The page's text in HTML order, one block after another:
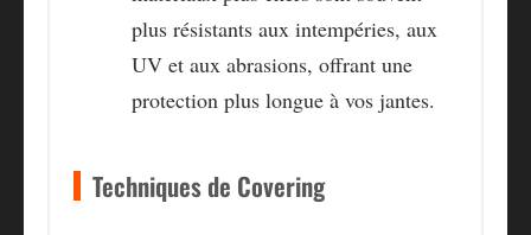
plus résistants aux intempéries, aux
UV et aux abrasions, offrant une
protection plus longue à vos jantes.
Techniques de Covering